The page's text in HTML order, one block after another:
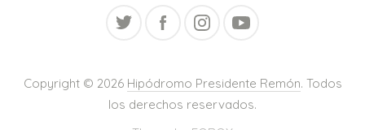
Copyright © 2026 Hipódromo Presidente Remón. Todos
los derechos reservados.